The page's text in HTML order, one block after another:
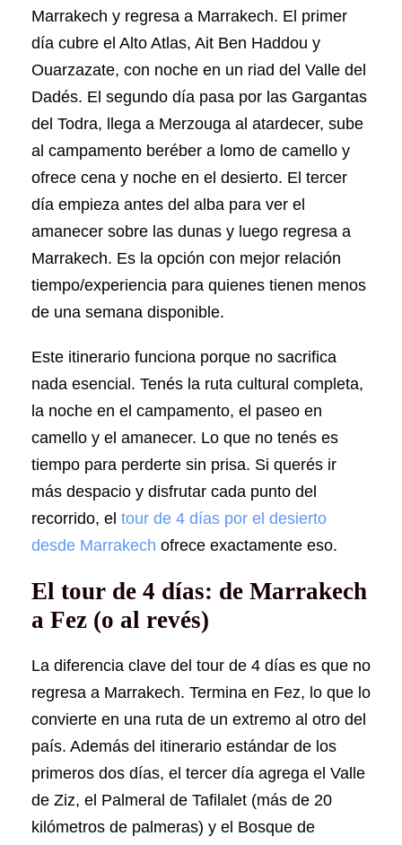
Marrakech y regresa a Marrakech. El primer
día cubre el Alto Atlas, Ait Ben Haddou y
Ouarzazate, con noche en un riad del Valle del
Dadés. El segundo día pasa por las Gargantas
del Todra, llega a Merzouga al atardecer, sube
al campamento beréber a lomo de camello y
ofrece cena y noche en el desierto. El tercer
día empieza antes del alba para ver el
amanecer sobre las dunas y luego regresa a
Marrakech. Es la opción con mejor relación
tiempo/experiencia para quienes tienen menos
de una semana disponible.
Este itinerario funciona porque no sacrifica
nada esencial. Tenés la ruta cultural completa,
la noche en el campamento, el paseo en
camello y el amanecer. Lo que no tenés es
tiempo para perderte sin prisa. Si querés ir
más despacio y disfrutar cada punto del
recorrido, el tour de 4 días por el desierto
desde Marrakech ofrece exactamente eso.
El tour de 4 días: de Marrakech
a Fez (o al revés)
La diferencia clave del tour de 4 días es que no
regresa a Marrakech. Termina en Fez, lo que lo
convierte en una ruta de un extremo al otro del
país. Además del itinerario estándar de los
primeros dos días, el tercer día agrega el Valle
de Ziz, el Palmeral de Tafilalet (más de 20
kilómetros de palmeras) y el Bosque de